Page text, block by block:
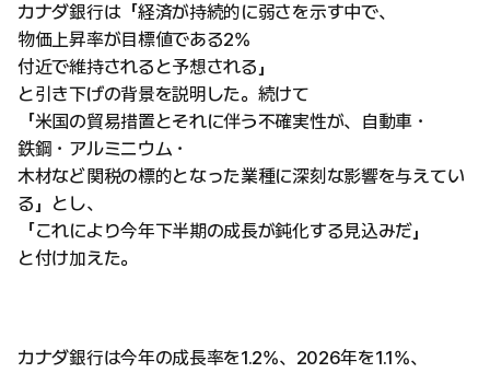
カナダ銀行は「経済が持続的に弱さを示す中で、
物価上昇率が目標値である2%
付近で維持されると予想される」
と引き下げの背景を説明した。続けて
「米国の貿易措置とそれに伴う不確実性が、自動車・
鉄鋼・アルミニウム・
木材など関税の標的となった業種に深刻な影響を与えてい
る」とし、
「これにより今年下半期の成長が鈍化する見込みだ」
と付け加えた。
カナダ銀行は今年の成長率を1.2%、2026年を1.1%、